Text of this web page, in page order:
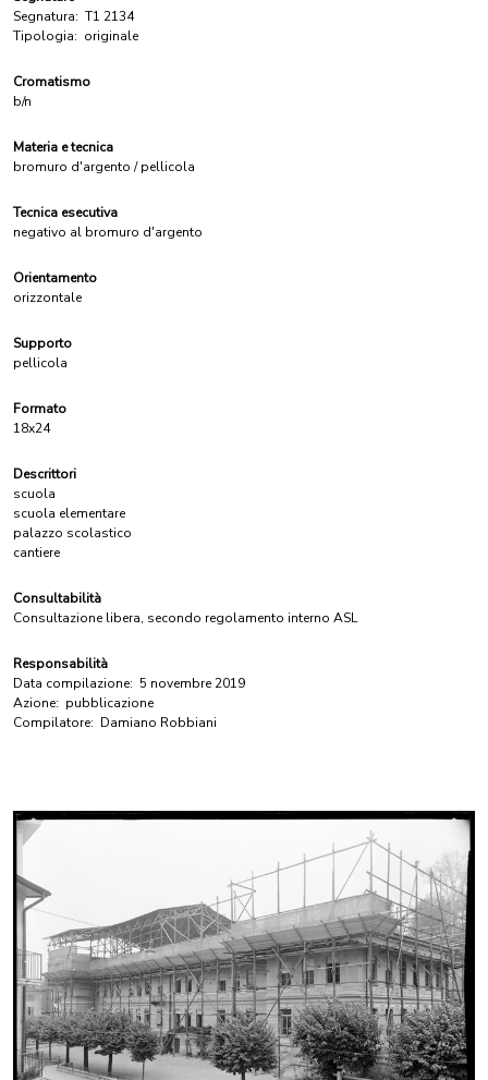
Segnatura: T1 2134
Tipologia: originale
Cromatismo
b/n
Materia e tecnica
bromuro d'argento / pellicola
Tecnica esecutiva
negativo al bromuro d'argento
Orientamento
orizzontale
Supporto
pellicola
Formato
18x24
Descrittori
scuola
scuola elementare
palazzo scolastico
cantiere
Consultabilità
Consultazione libera, secondo regolamento interno ASL
Responsabilità
Data compilazione: 5 novembre 2019
Azione: pubblicazione
Compilatore: Damiano Robbiani